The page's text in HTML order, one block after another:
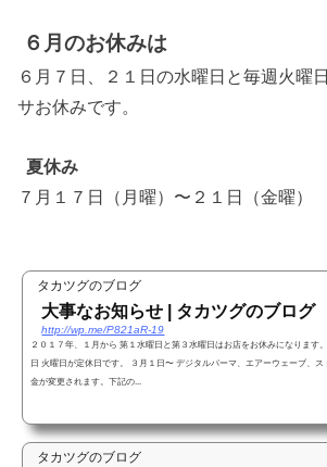
６月のお休みは
６月７日、２１日の水曜日と毎週火曜
サお休みです。
夏休み
７月１７日（月曜）〜２１日（金曜）
タカツグのブログ
大事なお知らせ | タカツグのブログ
http://wp.me/P821aR-19
２０１７年、１月から 第１水曜日と第３水曜日はお店をお休みになります
日 火曜日が定休日です。 ３月１日〜 デジタルパーマ、エアーウェーブ、
金が変更されます。下記の...
タカツグのブログ